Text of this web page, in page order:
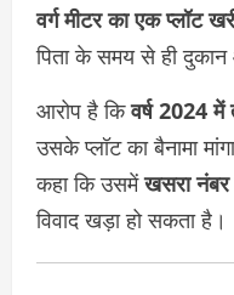
वर्ग मीटर का एक प्लॉट
पिता के समय से ही
आरोप है किवर्ष 2024
उसके प्लॉट का बैनामा
कहा कि उसमेंखसरा नंबर
विवाद खड़ा हो सकता है।